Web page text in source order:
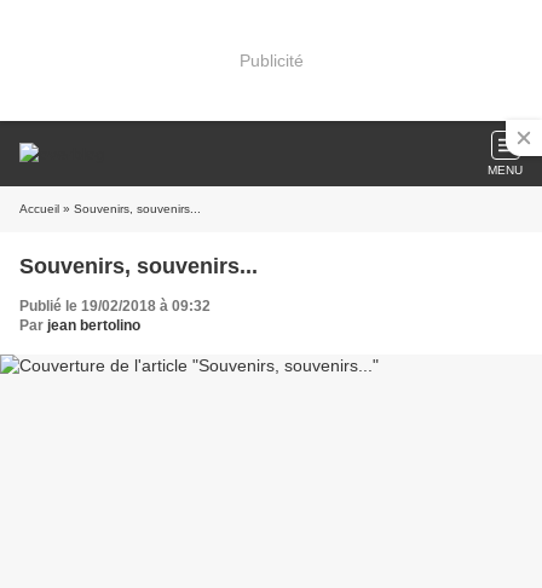
Publicité
MENU
Accueil » Souvenirs, souvenirs...
Souvenirs, souvenirs...
Publié le 19/02/2018 à 09:32
Par jean bertolino